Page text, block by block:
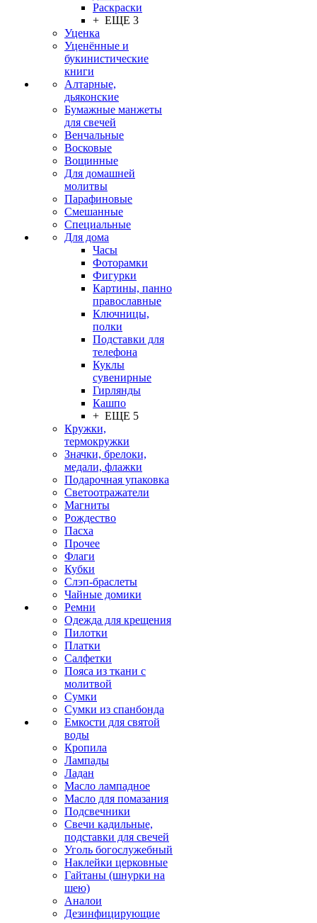
Раскраски
+ ЕЩЕ 3
Уценка
Уценённые и
букинистические
книги
Алтарные,
дьяконские
Бумажные манжеты
для свечей
Венчальные
Восковые
Вощинные
Для домашней
молитвы
Парафиновые
Смешанные
Специальные
Для дома
Часы
Фоторамки
Фигурки
Картины, панно
православные
Ключницы,
полки
Подставки для
телефона
Куклы
сувенирные
Гирлянды
Кашпо
+ ЕЩЕ 5
Кружки,
термокружки
Значки, брелоки,
медали, флажки
Подарочная упаковка
Светоотражатели
Магниты
Рождество
Пасха
Прочее
Флаги
Кубки
Слэп-браслеты
Чайные домики
Ремни
Одежда для крещения
Пилотки
Платки
Салфетки
Пояса из ткани с
молитвой
Сумки
Сумки из спанбонда
Емкости для святой
воды
Кропила
Лампады
Ладан
Масло лампадное
Масло для помазания
Подсвечники
Свечи кадильные,
подставки для свечей
Уголь богослужебный
Наклейки церковные
Гайтаны (шнурки на
шею)
Аналои
Дезинфицирующие